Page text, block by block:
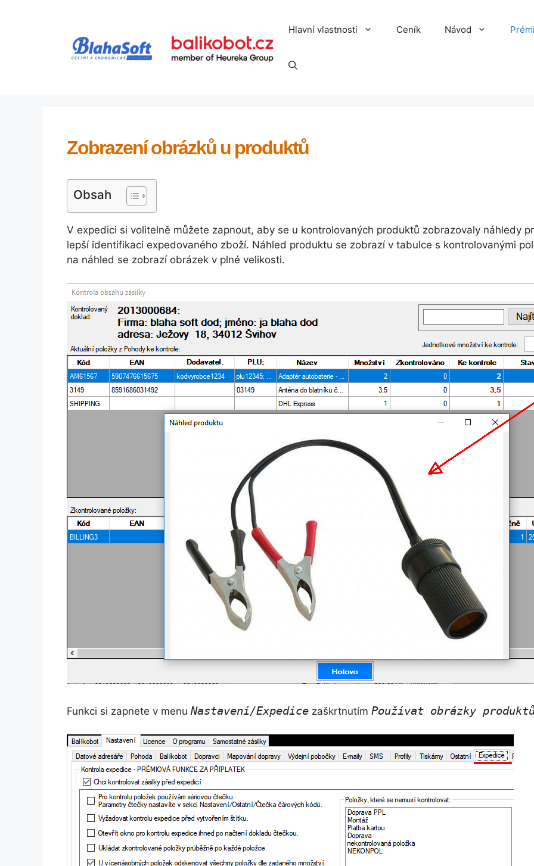
Hlavní vlastnosti Ceník Návod
Zobrazení obrázků u produktů
Obsah
V expedici si volitelně můžete zapnout, aby se u kontrolovaných produktů zobrazovaly náhledy
lepší identifikaci expedovaného zboží. Náhled produktu se zobrazí v tabulce s kontrolovanými
na náhled se zobrazí obrázek v plné velikosti.
Funkci si zapnete v menu Nastavení/Expedice zaškrtnutím Používat obrázky